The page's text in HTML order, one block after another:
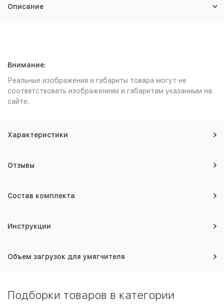
Описание
Внимание:
Реальные изображения и габариты товара могут не
соответствовать изображениям и габаритам указанным на
сайте.
Характеристики
Отзывы
Состав комплекта
Инструкции
Объем загрузок для умягчителя
Подборки товаров в категории